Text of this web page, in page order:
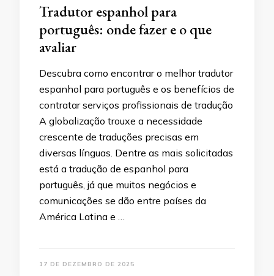
Tradutor espanhol para
português: onde fazer e o que
avaliar
Descubra como encontrar o melhor tradutor
espanhol para português e os benefícios de
contratar serviços profissionais de tradução
A globalização trouxe a necessidade
crescente de traduções precisas em
diversas línguas. Dentre as mais solicitadas
está a tradução de espanhol para
português, já que muitos negócios e
comunicações se dão entre países da
América Latina e …
17 DE DEZEMBRO DE 2025